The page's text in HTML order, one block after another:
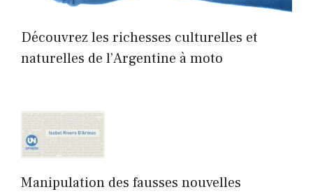
Découvrez les richesses culturelles et
naturelles de l’Argentine à moto
Manipulation des fausses nouvelles